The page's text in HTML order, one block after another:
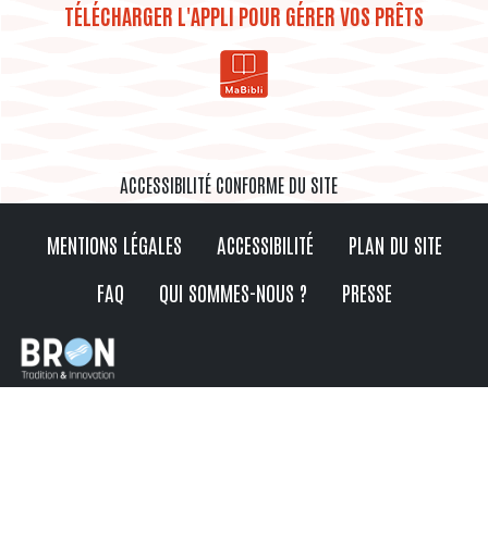
TÉLÉCHARGER L'APPLI POUR GÉRER VOS PRÊTS
ACCESSIBILITÉ CONFORME DU SITE
MENTIONS LÉGALES ACCESSIBILITÉ
PLAN DU SITE
FAQ
QUI SOMMES-NOUS ? PRESSE